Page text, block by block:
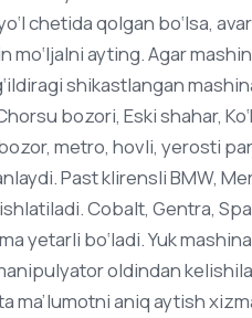
chetida qolgan bo‘lsa,
mo‘ljalni ayting. Agar
shikastlangan
bozori, Eski shahar,
metro, hovli, yerosti
Past klirensli BMW,
Cobalt, Gentra,
yetarli bo‘ladi. Yuk
oldindan
ma’lumotni aniq aytish